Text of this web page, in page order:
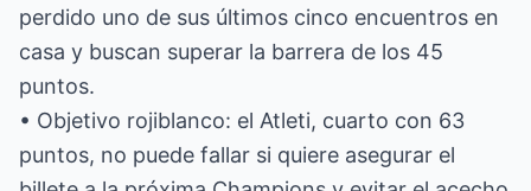
perdido uno de sus últimos cinco encuentros en
casa y buscan superar la barrera de los 45
puntos.
• Objetivo rojiblanco: el Atleti, cuarto con 63
puntos, no puede fallar si quiere asegurar el